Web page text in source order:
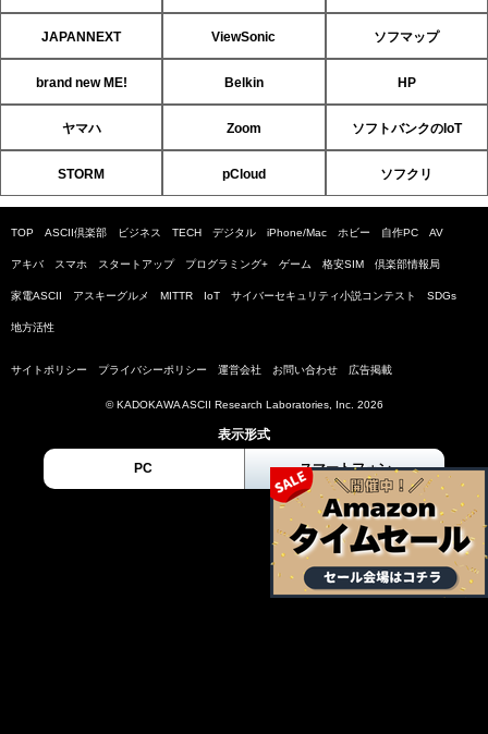
JAPANNEXT ViewSonic ソフマップ
brand new ME! Belkin HP
ヤマハ Zoom ソフトバンクのIoT
STORM pCloud ソフクリ
TOP ASCII倶楽部 ビジネス TECH デジタル iPhone/Mac ホビー 自作PC AV
アキバ スマホ スタートアップ プログラミング+ ゲーム 格安SIM 倶楽部情報局
家電ASCII アスキーグルメ MITTR IoT サイバーセキュリティ小説コンテスト SDGs
地方活性
サイトポリシー プライバシーポリシー 運営会社 お問い合わせ 広告掲載
© KADOKAWA ASCII Research Laboratories, Inc. 2026
表示形式
PC スマートフォン